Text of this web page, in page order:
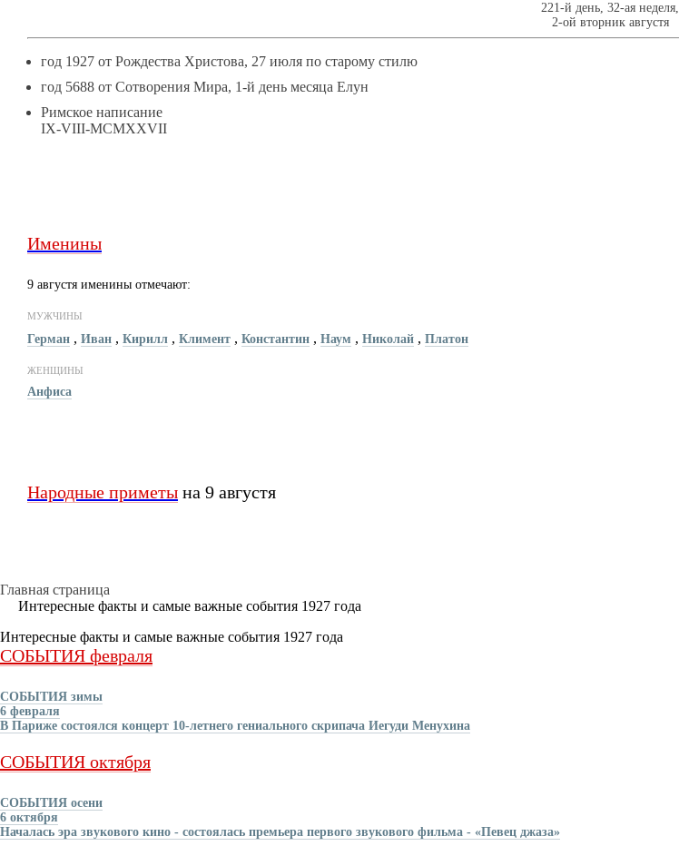
221-й день, 32-ая неделя,
2-ой вторник августя
год 1927 от Рождества Христова, 27 июля по старому стилю
год 5688 от Сотворения Мира, 1-й день месяца Елун
Римское написание
IX-VIII-MCMXXVII
Именины
9 августя именины отмечают:
МУЖЧИНЫ
Герман , Иван , Кирилл , Климент , Константин , Наум , Николай , Платон
ЖЕНЩИНЫ
Анфиса
Народные приметы на 9 августя
Главная страница
Интересные факты и cамые важные события 1927 года
Интересные факты и cамые важные события 1927 года
СОБЫТИЯ февраля
СОБЫТИЯ зимы
6 февраля
В Париже состоялся концерт 10-летнего гениального скрипача Иегуди Менухина
СОБЫТИЯ октября
СОБЫТИЯ осени
6 октября
Началась эра звукового кино - состоялась премьера первого звукового фильма - «Певец джаза»